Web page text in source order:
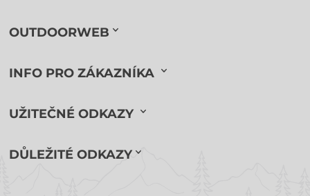
OUTDOORWEB
INFO PRO ZÁKAZNÍKA
UŽITEČNÉ ODKAZY
DŮLEŽITÉ ODKAZY